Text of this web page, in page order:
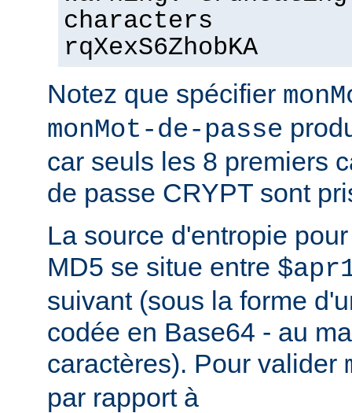
characters
rqXexS6ZhobKA
Notez que spécifier
monMot-de-passe
car seuls les 8 premiers
de passe CRYPT sont
La source d'entropie
MD5 se situe entre
suivant (sous la forme
codée en Base64 - au
caractères). Pour valider
par rapport à